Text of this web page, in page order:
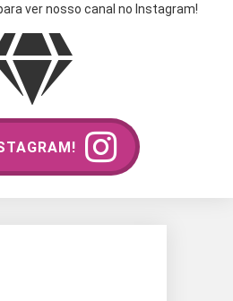
ver nosso canal no Instagram!